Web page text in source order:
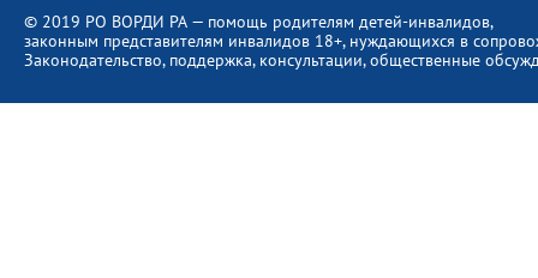
© 2019 РО ВОРДИ РА — помощь родителям детей-инвалидов,
законным представителям инвалидов 18+, нуждающихся в
Законодательство, поддержка, консультации, общественные